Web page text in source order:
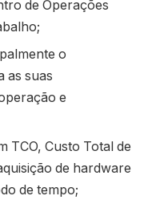
de Operações
o
as suas
e
TCO, Custo Total de
de hardware
de tempo;